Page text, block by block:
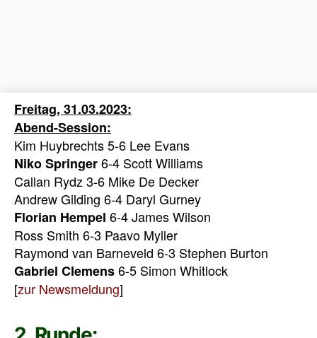
Freitag, 31.03.2023:
Abend-Session:
Kim Huybrechts 5-6 Lee Evans
Niko Springer6-4 Scott Williams
Callan Rydz 3-6 Mike De Decker
Andrew Gilding 6-4 Daryl Gurney
Florian Hempel 6-4 James Wilson
Ross Smith 6-3 Paavo Myller
Raymond van Barneveld 6-3 Stephen Burton
Gabriel Clemens6-5 Simon Whitlock
[zur Newsmeldung]